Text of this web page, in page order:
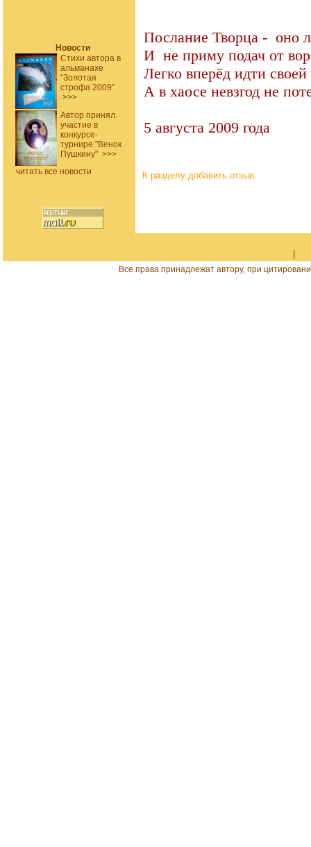
Новости
Стихи автора в
альманахе
"Золотая
строфа 2009"
>>>
Автор принял
участие в
конкурсе-
турнире "Венок
Пушкину" >>>
читать все новости
Послание Творца - оно
И не приму подач от
Легко вперёд идти своей
А в хаосе невзгод не
5 августа 2009 года
К разделу добавить отзыв
Все права принадлежат автору, при